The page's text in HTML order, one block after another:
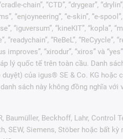
chain”, “CTD”, “drygear”,
“e-skin”, “e-spool”,
“iguversum”, “kineKIT”,
“ReBeL”, “ReCyycle”,
improves”, “xirodur”, “xiros” và
lý quốc tế trên toàn cầu. Danh
của igus® SE & Co. KG
sách này không đồng nghĩa
Beckhoff, Lahr, Control
SEW, Siemens, Stöber hoặc bất